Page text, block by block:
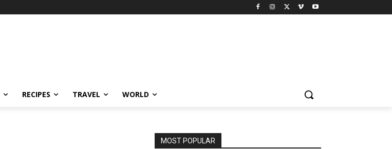
RECIPES TRAVEL WORLD
MOST POPULAR